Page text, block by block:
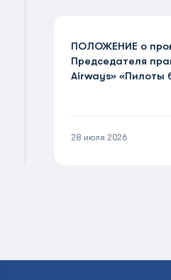
ПОЛОЖЕНИЕ о
Председателя
Airways» «Пилоты
28 июля 2026